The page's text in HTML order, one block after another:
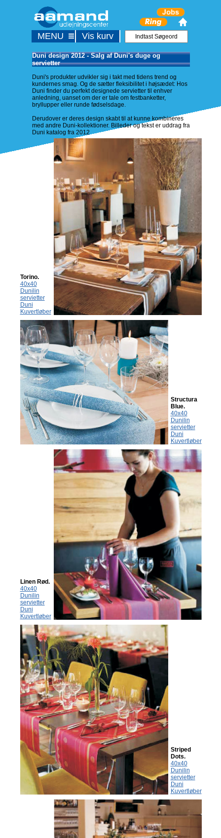
Duni design 2012 - Salg af Duni's duge og
servietter
Duni's produkter udvikler sig i takt med tidens trend og
kundernes smag. Og de sætter fleksibilitet i højsædet: Hos
Duni finder du perfekt designede servietter til enhver
anledning, uanset om der er tale om festbanketter,
bryllupper eller runde fødselsdage.
Derudover er deres design skabt til at kunne kombineres
med andre Duni-kollektioner. Billeder og tekst er uddrag fra
Duni katalog fra 2012
Torino.
40x40
Dunilin
servietter
Duni
Kuvertløber
Structura
Blue.
40x40
Dunilin
servietter
Duni
Kuvertløber
Linen Rød.
40x40
Dunilin
servietter
Duni
Kuvertløber
Striped
Dots.
40x40
Dunilin
servietter
Duni
Kuvertløber
MENU Vis kurv